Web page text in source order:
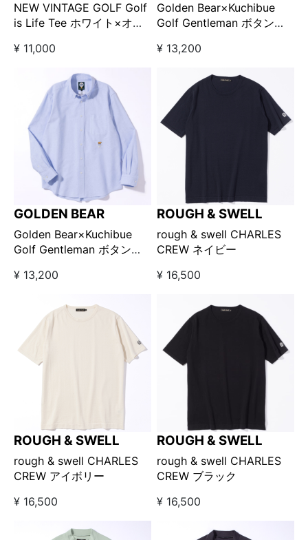
NEW VINTAGE GOLF Golf
is Life Tee ホワイト×オレ
¥ 11,000
Golden Bear×Kuchibue
Golf Gentleman ボタンダ
ト【GO/LOOK!限定販売】
¥ 13,200
GOLDEN BEAR
Golden Bear×Kuchibue
Golf Gentleman ボタンダ
ス【GO/LOOK!限定販売】
¥ 13,200
ROUGH & SWELL
rough & swell CHARLES
CREW ネイビー
¥ 16,500
ROUGH & SWELL
rough & swell CHARLES
CREW アイボリー
¥ 16,500
ROUGH & SWELL
rough & swell CHARLES
CREW ブラック
¥ 16,500